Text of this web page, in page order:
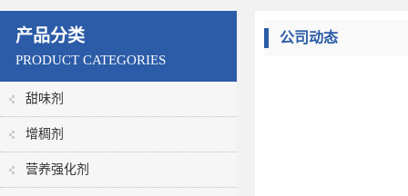
产品分类
PRODUCT CATEGORIES
甜味剂
增稠剂
营养强化剂
公司动态